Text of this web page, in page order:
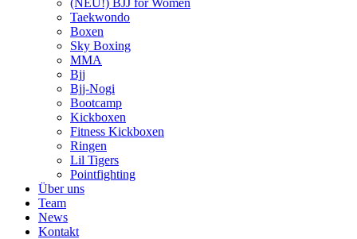
(NEU!) BJJ for Women
Taekwondo
Boxen
Sky Boxing
MMA
Bjj
Bjj-Nogi
Bootcamp
Kickboxen
Fitness Kickboxen
Ringen
Lil Tigers
Pointfighting
Über uns
Team
News
Kontakt